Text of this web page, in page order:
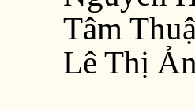
Tâm
Lê Thị